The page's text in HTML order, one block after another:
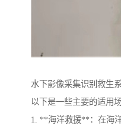
水下影像采集识别救生
以下是一些主要的适用场
1. **海洋救援**：在海